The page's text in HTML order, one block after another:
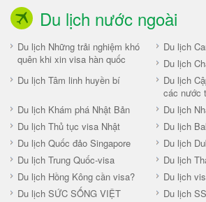
Du lịch nước ngoài
Du lịch Những trải nghiệm khó
quên khi xin visa hàn quốc
Du lịch
Du lịch
Du lịch Tâm linh huyền bí
Du lịch
các nước
Du lịch Khám phá Nhật Bản
Du lịch
Du lịch Thủ tục visa Nhật
Du lịch
Du lịch Quốc đảo Singapore
Du lịch
Du lịch Trung Quốc-visa
Du lịch
Du lịch Hồng Kông cần visa?
Du lịch
Du lịch SỨC SỐNG VIỆT
Du lịch